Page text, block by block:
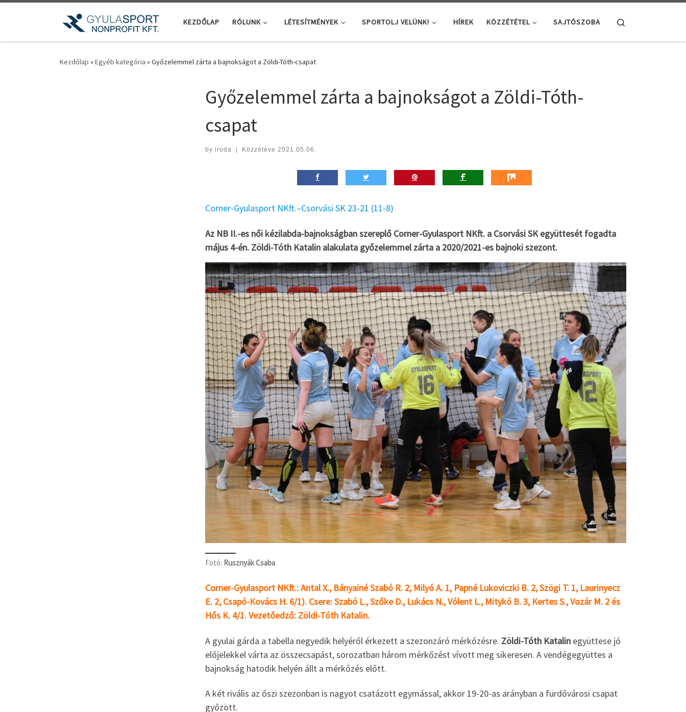
Teljes tartalom megjelenítése
KEZDŐLAP RÓLUNK LÉTESÍTMÉNYEK SPORTOLJ VELÜNK! HÍREK KÖZZÉTÉTEL SAJTÓSZOBA
Kezdőlap »Egyéb kategória »Győzelemmel zárta a bajnokságot a Zöldi-Tóth-csapat
Győzelemmel zárta a bajnokságot a Zöldi-Tóth-
csapat
by iroda | Közzétéve 2021.05.06.
Corner-Gyulasport NKft.–Csorvási SK 23-21 (11-8)
Az NB II.-es női kézilabda-bajnokságban szereplő Corner-Gyulasport NKft. a Csorvási SK együttesét fogadta
május 4-én. Zöldi-Tóth Katalin alakulata győzelemmel zárta a 2020/2021-es bajnoki szezont.
Fotó: Rusznyák Csaba
Corner-Gyulasport NKft.: Antal X., Bányainé Szabó R. 2, Milyó A. 1, Papné Lukoviczki B. 2, Szögi T. 1, Laurinyecz
E. 2, Csapó-Kovács H. 6/1). Csere: Szabó L., Szőke D., Lukács N., Vólent L., Mitykó B. 3, Kertes S., Vozár M. 2 és
Hős K. 4/1. Vezetőedző: Zöldi-Tóth Katalin.
A gyulai gárda a tabella negyedik helyéről érkezett a szezonzáró mérkőzésre. Zöldi-Tóth Katalin együttese jó
előjelekkel várta az összecsapást, sorozatban három mérkőzést vívott meg sikeresen. A vendégegyüttes a
bajnokság hatodik helyén állt a mérkőzés előtt.
A két rivális az őszi szezonban is nagyot csatázott egymással, akkor 19-20-as arányban a fürdővárosi csapat
győzött.